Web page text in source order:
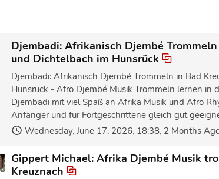
Djembadi: Afrikanisch Djembé
und Dichtelbach im Hunsrück
Djembadi: Afrikanisch Djembé Trommeln in Bad
Hunsrück - Afro Djembé Musik Trommeln lernen in
Djembadi mit viel Spaß an Afrika Musik und Afro
Anfänger und für Fortgeschrittene gleich gut
Wednesday, June 17, 2026, 18:38, 2 Months
Gippert Michael: Afrika Djembé Musik
Kreuznach